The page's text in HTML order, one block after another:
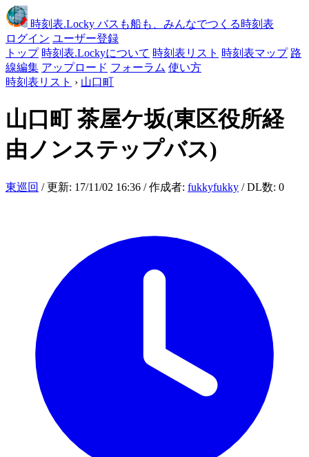
時刻表.Locky バスも船も、みんなでつくる時刻表
ログイン ユーザー登録
トップ 時刻表.Lockyについて 時刻表リスト 時刻表マップ 路
線編集 アップロード フォーラム 使い方
時刻表リスト › 山口町
山口町茶屋ケ坂(東区役所経
由ノンステップバス)
東巡回 / 更新: 17/11/02 16:36 / 作成者: fukkyfukky / DL数: 0